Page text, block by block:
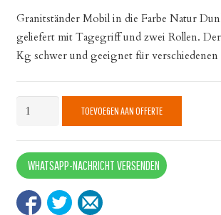
Granitständer Mobil in die Farbe Natur
geliefert mit Tagegriff und zwei Rollen.
Kg schwer und geeignet für verschiedenen
Granitständer
quantity
TOEVOEGEN AAN OFFERTE
WHATSAPP-NACHRICHT VERSENDEN